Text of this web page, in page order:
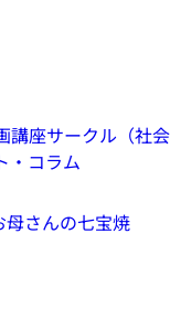
講座サークル（社会
・コラム
母さんの七宝焼